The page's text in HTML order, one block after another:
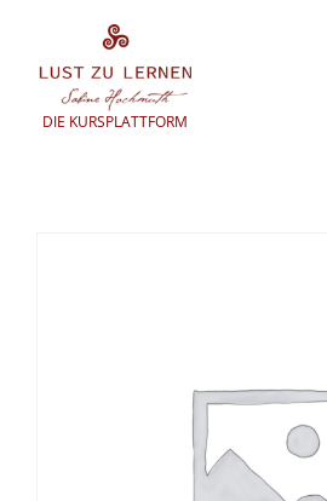
springen
DIE KURSPLATTFORM